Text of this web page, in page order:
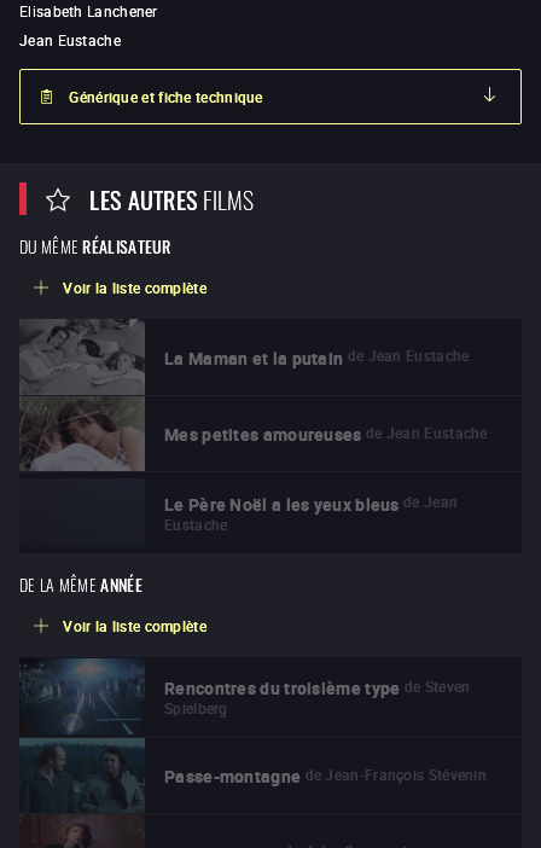
Elisabeth Lanchener
Jean Eustache
Générique et fiche technique
LES AUTRESFILMS
DU MÊME RÉALISATEUR
Voir la liste complète
La Maman et la putain de Jean Eustache
Mes petites amoureuses de Jean Eustache
Le Père Noël a les yeux bleus de Jean
Eustache
DE LA MÊME ANNÉE
Voir la liste complète
Rencontres du troisième type de Steven
Spielberg
Passe-montagne de Jean-François Stévenin